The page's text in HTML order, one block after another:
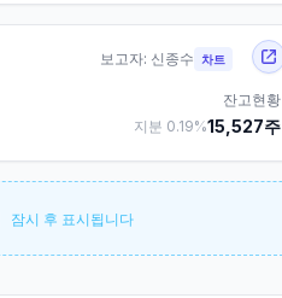
보고자: 신종수 차트
잔고현황
지분 0.19%15,527주
잠시 후 표시됩니다